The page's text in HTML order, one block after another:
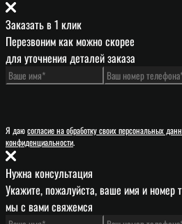
Заказать в 1 клик
Перезвоним как можно скорее
для уточнения деталей заказа
Я даюсогласие на обработку своих персональных
конфиденциальности.
Нужна консультация
Укажите, пожалуйста, ваше имя и номер
мы с вами свяжемся